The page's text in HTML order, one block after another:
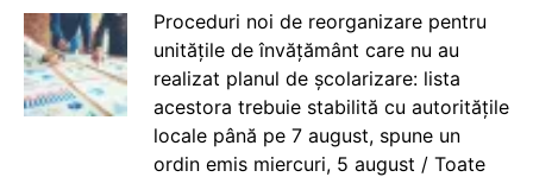
Proceduri noi de reorganizare pentru
unitățile de învățământ care nu au
realizat planul de școlarizare: lista
acestora trebuie stabilită cu autoritățile
locale până pe 7 august, spune un
ordin emis miercuri, 5 august / Toate